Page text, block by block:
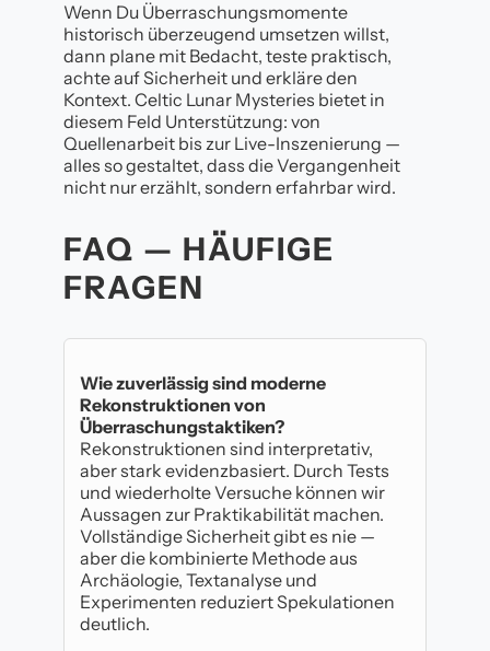
Wenn Du Überraschungsmomente
historisch überzeugend umsetzen willst,
dann plane mit Bedacht, teste praktisch,
achte auf Sicherheit und erkläre den
Kontext. Celtic Lunar Mysteries bietet in
diesem Feld Unterstützung: von
Quellenarbeit bis zur Live-Inszenierung —
alles so gestaltet, dass die Vergangenheit
nicht nur erzählt, sondern erfahrbar wird.
FAQ — HÄUFIGE
FRAGEN
Wie zuverlässig sind moderne
Rekonstruktionen von
Überraschungstaktiken?
Rekonstruktionen sind interpretativ,
aber stark evidenzbasiert. Durch Tests
und wiederholte Versuche können wir
Aussagen zur Praktikabilität machen.
Vollständige Sicherheit gibt es nie —
aber die kombinierte Methode aus
Archäologie, Textanalyse und
Experimenten reduziert Spekulationen
deutlich.